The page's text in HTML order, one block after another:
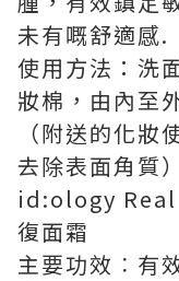
未有嘅舒適感.
使用方法：洗
妝棉，由內至
（附送的化
去除表面角質）
id:ology
復面霜
主要功效︰有